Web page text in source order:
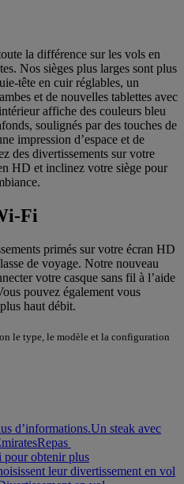
la différence sur les vols en
Nos sièges plus larges sont plus
tête en cuir réglables, un
et de nouvelles tablettes avec
affiche des couleurs bleu
soulignés par des touches de
impression d’espace et de
des divertissements sur votre
HD et inclinez votre siège pour
Fi
primés sur votre écran HD
de voyage. Notre nouveau
votre casque sans fil à l’aide
pouvez également vous
haut débit.
le type, le modèle et la configuration
d’informations.Un steak avec
Repas
pour obtenir plus
leur divertissement en vol